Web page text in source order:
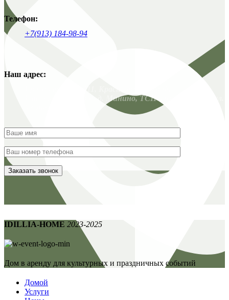
Телефон:
+7(913) 184-98-94
Наш адрес:
Емельяновский р-н, д. Минино, ТСН Заимка-3, 135 / ул.
IDILLIA-HOME 2023-2025
Дом в аренду для культурных и праздничных событий
Домой
Услуги